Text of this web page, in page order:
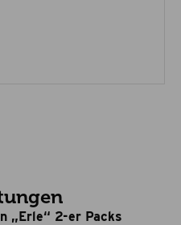
„Erle“ 2-er Packs